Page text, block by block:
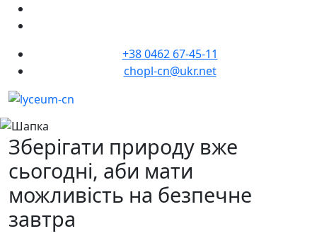
+38 0462 67-45-11
chopl-cn@ukr.net
Зберігати природу вже
сьогодні, аби мати
можливість на безпечне
завтра